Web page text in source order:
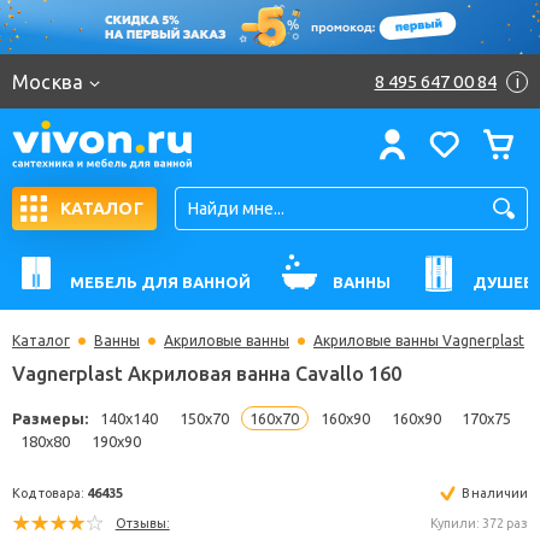
Москва 8 495 647 00 84 i
КАТАЛОГ
МЕБЕЛЬ ДЛЯ ВАННОЙ ВАННЫ
Каталог Ванны Акриловые ванны Акриловые ванны Vagnerplast
Vagnerplast Акриловая ванна Cavallo 160
180x80 190x90